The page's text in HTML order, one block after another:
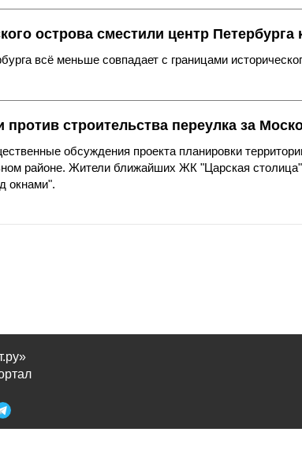
острова сместили центр
всё меньше совпадает с границами
строительства переулка за
обсуждения проекта планировки
районе. Жители ближайших ЖК "Царская
окнами".